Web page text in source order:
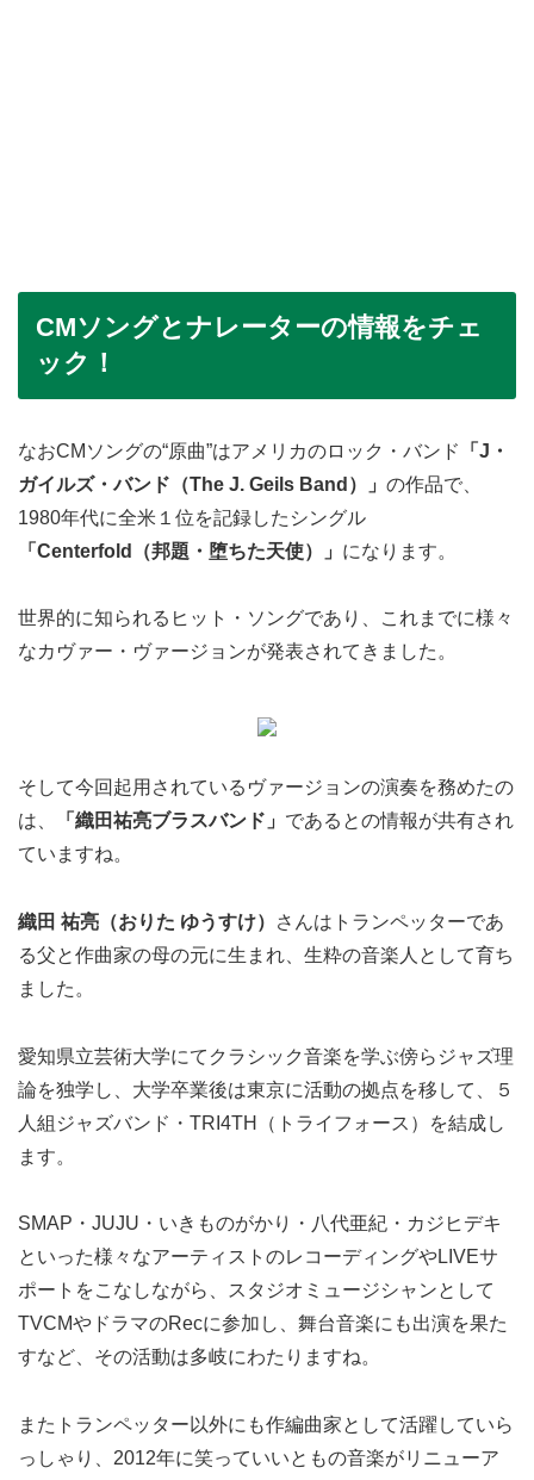
CMソングとナレーターの情報をチェ
ック！
なおCMソングの“原曲”はアメリカのロック・バンド
「J・
ガイルズ・バンド（The J. Geils Band）」 の作品で、
1980年代に全米１位を記録したシングル
「Centerfold（邦題・堕ちた天使）」 になります。
世界的に知られるヒット・ソングであり、これまでに様々
なカヴァー・ヴァージョンが発表されてきました。
そして今回起用されているヴァージョンの演奏を務めたの
は、
「織田祐亮ブラスバンド」 であるとの情報が共有され
ていますね。
織田 祐亮（おりた ゆうすけ）
さんはトランペッターであ
る父と作曲家の母の元に生まれ、生粋の音楽人として育ち
ました。
愛知県立芸術大学にてクラシック音楽を学ぶ傍らジャズ理
論を独学し、大学卒業後は東京に活動の拠点を移して、５
人組ジャズバンド・TRI4TH（トライフォース）を結成し
ます。
SMAP・JUJU・いきものがかり・八代亜紀・カジヒデキ
といった様々なアーティストのレコーディングやLIVEサ
ポートをこなしながら、スタジオミュージシャンとして
TVCMやドラマのRecに参加し、舞台音楽にも出演を果た
すなど、その活動は多岐にわたりますね。
またトランペッター以外にも作編曲家として活躍していら
っしゃり、2012年に笑っていいともの音楽がリニューア